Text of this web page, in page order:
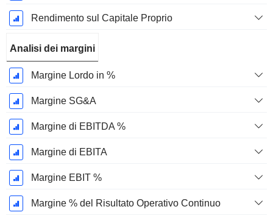
Rendimento sul Capitale Proprio
Analisi dei margini
Margine Lordo in %
Margine SG&A
Margine di EBITDA %
Margine di EBITA
Margine EBIT %
Margine % del Risultato Operativo Continuo